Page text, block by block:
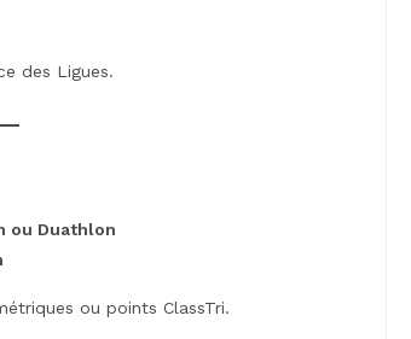
des Ligues.
ou Duathlon
ou points ClassTri.